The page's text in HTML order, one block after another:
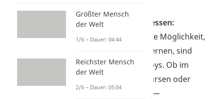
Hobbys und Interessen:
Eine hervorragende Möglichkeit,
Frauen kennenzulernen, sind
gemeinsame Hobbys. Ob im
Sportverein, bei Kursen oder
Freizeitaktivitäten —
Größter Mensch
der Welt
1/6 – Dauer: 04:44
Reichster Mensch
der Welt
2/6 – Dauer: 05:04